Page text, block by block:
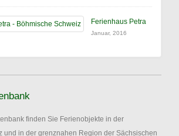
Ferienhaus Petra
Januar, 2016
finden Sie Ferienobjekte in der
und in der grenznahen Region der Sächsischen